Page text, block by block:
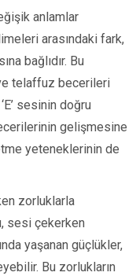
anlamlar
arasındaki fark,
bağlıdır. Bu
telaffuz becerileri
sesinin doğru
gelişmesine
yeteneklerinin de
zorluklarla
sesi çekerken
yaşanan güçlükler,
Bu zorlukların